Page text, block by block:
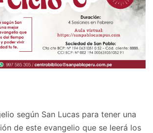
según San Lucas para tener una
de este evangelio que se leerá los